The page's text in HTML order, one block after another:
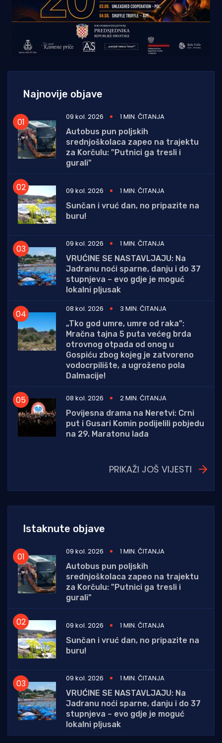
Najnovije objave
09 kol. 2026
1 MIN. ČITANJA
Autobus pun poljskih
srednjoškolaca zapeo na trajektu
za Korčulu: "Putnici ga tresli i
gurali"
09 kol. 2026
1 MIN. ČITANJA
Sunčan i vruć dan, no pripazite na
buru!
09 kol. 2026
1 MIN. ČITANJA
VRUĆINE SE NASTAVLJAJU: Na
Jadranu noći sparne, danju i do 37
stupnjeva – evo gdje je moguć
lokalni pljusak
08 kol. 2026
3 MIN. ČITANJA
„Tko god umre, umre od raka”:
Mračna tajna 5 puta većeg brda
otrovnog otpada od onog u
Gospiću zbog kojeg je zatvoreno
vodocrpilište, a ugroženo pola
Dalmacije!
08 kol. 2026
2 MIN. ČITANJA
Povijesna drama na Neretvi: Crni
put i Gusari Komin podijelili pobjedu
na 29. Maratonu lađa
PRIKAŽI JOŠ VIJESTI
Istaknute objave
09 kol. 2026
1 MIN. ČITANJA
Autobus pun poljskih
srednjoškolaca zapeo na trajektu
za Korčulu: "Putnici ga tresli i
gurali"
09 kol. 2026
1 MIN. ČITANJA
Sunčan i vruć dan, no pripazite na
buru!
09 kol. 2026
1 MIN. ČITANJA
VRUĆINE SE NASTAVLJAJU: Na
Jadranu noći sparne, danju i do 37
stupnjeva – evo gdje je moguć
lokalni pljusak